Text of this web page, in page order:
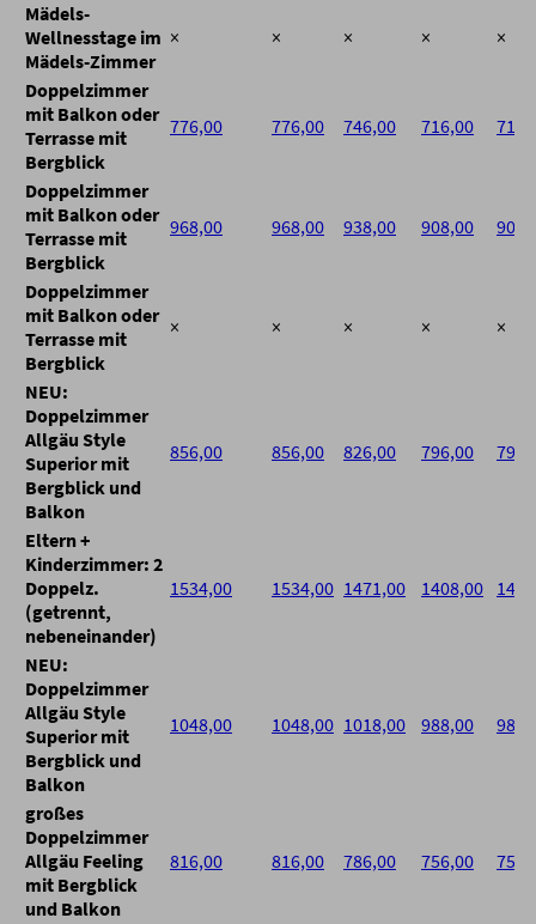
Mädels-
Wellnesstage im
Mädels-Zimmer
× × × × ×
Doppelzimmer
mit Balkon oder
Terrasse mit
Bergblick
776,00 776,00 746,00 716,00
Doppelzimmer
mit Balkon oder
Terrasse mit
Bergblick
968,00 968,00 938,00 908,00
Doppelzimmer
mit Balkon oder
Terrasse mit
Bergblick
× × × × ×
NEU:
Doppelzimmer
Allgäu Style
Superior mit
Bergblick und
Balkon
856,00 856,00 826,00 796,00
Eltern +
Kinderzimmer: 2
Doppelz.
(getrennt,
nebeneinander)
1534,00 1534,00 1471,00 1408,00
NEU:
Doppelzimmer
Allgäu Style
Superior mit
Bergblick und
Balkon
1048,00 1048,00 1018,00 988,00
großes
Doppelzimmer
Allgäu Feeling
mit Bergblick
und Balkon
816,00 816,00 786,00 756,00